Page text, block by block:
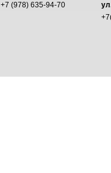
+7 (978) 635-94-70